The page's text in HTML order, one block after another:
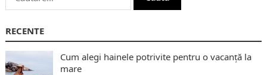
după:
RECENTE
Cum alegi hainele potrivite pentru o vacanță la
mare